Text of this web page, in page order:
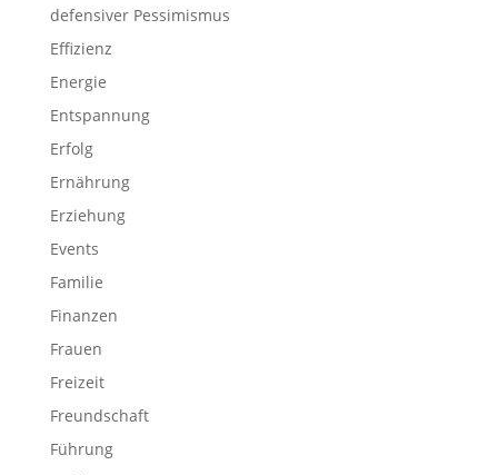
defensiver Pessimismus
Effizienz
Energie
Entspannung
Erfolg
Ernährung
Erziehung
Events
Familie
Finanzen
Frauen
Freizeit
Freundschaft
Führung